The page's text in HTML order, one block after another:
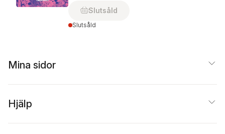
Slutsåld
Slutsåld
Mina sidor
Hjälp